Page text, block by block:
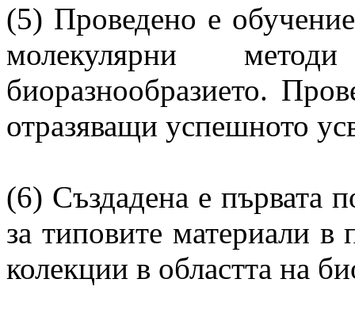
(5) Проведено е
молекулярни
биоразнообразието.
отразяващи успешното
(6) Създадена е първата
за типовите материали в
колекции в областта на